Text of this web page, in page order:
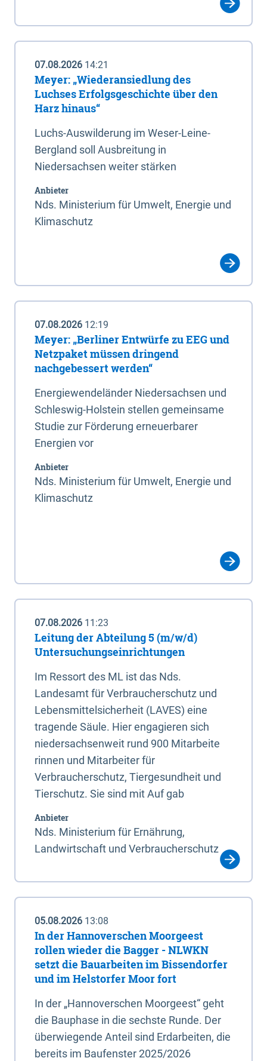
07.08.2026 14:21
Meyer: „Wiederansiedlung des
Luchses Erfolgsgeschichte über den
Harz hinaus“
Luchs-Auswilderung im Weser-Leine-
Bergland soll Ausbreitung in
Niedersachsen weiter stärken
Anbieter
Nds. Ministerium für Umwelt, Energie und
Klimaschutz
07.08.2026 12:19
Meyer: „Berliner Entwürfe zu EEG und
Netzpaket müssen dringend
nachgebessert werden“
Energiewendeländer Niedersachsen und
Schleswig-Holstein stellen gemeinsame
Studie zur Förderung erneuerbarer
Energien vor
Anbieter
Nds. Ministerium für Umwelt, Energie und
Klimaschutz
07.08.2026 11:23
Leitung der Abteilung 5 (m/w/d)
Untersuchungseinrichtungen
Im Ressort des ML ist das Nds.
Landesamt für Verbraucherschutz und
Lebensmittelsicherheit (LAVES) eine
tragende Säule. Hier engagieren sich
niedersachsenweit rund 900 Mitarbeite
rinnen und Mitarbeiter für
Verbraucherschutz, Tiergesundheit und
Tierschutz. Sie sind mit Auf gab
Anbieter
Nds. Ministerium für Ernährung,
Landwirtschaft und Verbraucherschutz
05.08.2026 13:08
In der Hannoverschen Moorgeest
rollen wieder die Bagger - NLWKN
setzt die Bauarbeiten im Bissendorfer
und im Helstorfer Moor fort
In der „Hannoverschen Moorgeest“ geht
die Bauphase in die sechste Runde. Der
überwiegende Anteil sind Erdarbeiten, die
bereits im Baufenster 2025/2026